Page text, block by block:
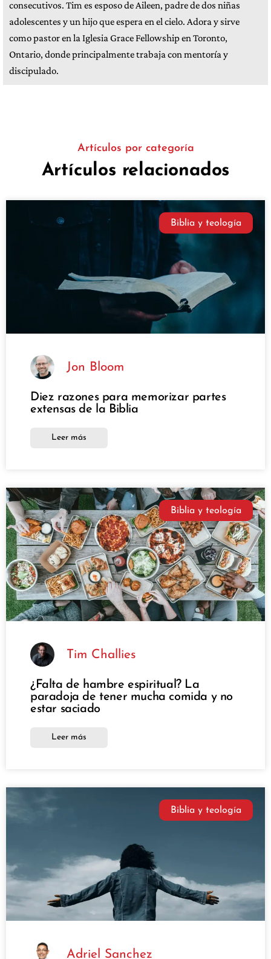
consecutivos. Tim es esposo de Aileen, padre de dos niñas
adolescentes y un hijo que espera en el cielo. Adora y sirve
como pastor en la Iglesia Grace Fellowship en Toronto,
Ontario, donde principalmente trabaja con mentoría y
discipulado.
Artículos por categoría
Artículos relacionados
Biblia y teología
Jon Bloom
Diez razones para memorizar partes
extensas de la Biblia
Leer más
Biblia y teología
Tim Challies
¿Falta de hambre espiritual? La
paradoja de tener mucha comida y no
estar saciado
Leer más
Biblia y teología
Adriel Sanchez